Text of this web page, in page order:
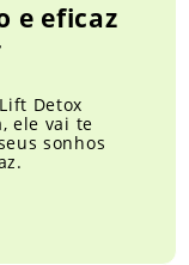
e eficaz
Detox
ele vai te
sonhos